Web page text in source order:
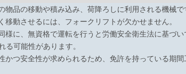
物品の移動や積み込み、荷降ろしに利用される機械
移動させるには、フォークリフトが欠かせません。
様に、無資格で運転を行うと労働安全衛生法に基づ
る可能性があります。
かつ安全性が求められるため、免許を持っている期